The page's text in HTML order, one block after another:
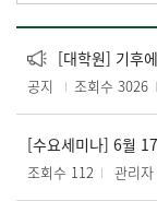
[대학원] 기후에너지
공지 조회수 3026
조회수 112 관리자